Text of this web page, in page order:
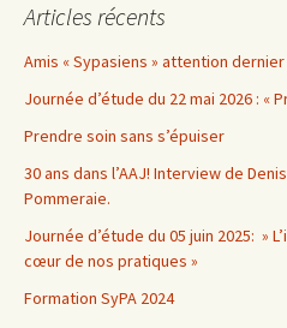
Articles récents
Amis « Sypasiens » attention
Journée d’étude du 22 mai 2026 : «
Prendre soin sans s’épuiser
30 ans dans l’AAJ! Interview de
Pommeraie.
Journée d’étude du 05 juin 2025: »
cœur de nos pratiques »
Formation SyPA 2024